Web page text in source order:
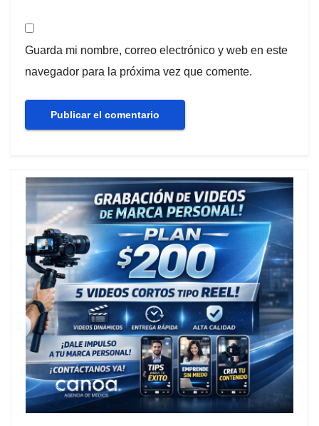
Guarda mi nombre, correo electrónico y web en este
navegador para la próxima vez que comente.